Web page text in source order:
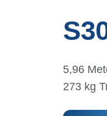
5,96
273 kg